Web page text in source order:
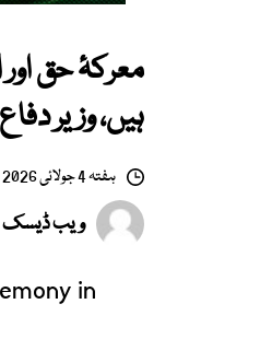
معرکۂ حق
ہیں، وزیر
ہفتہ 4 جولائی 2026
ویب ڈیسک
in